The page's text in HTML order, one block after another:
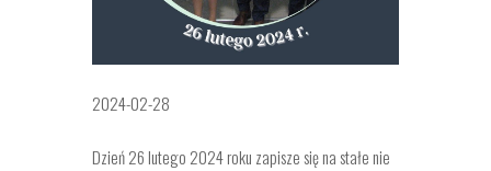
2024-02-28
Dzień 26 lutego 2024 roku zapisze się na stałe nie